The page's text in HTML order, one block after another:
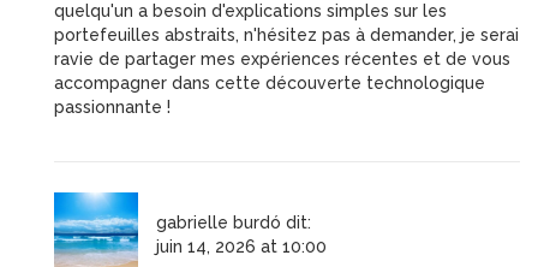
quelqu'un a besoin d'explications simples sur les
portefeuilles abstraits, n'hésitez pas à demander, je serai
ravie de partager mes expériences récentes et de vous
accompagner dans cette découverte technologique
passionnante !
gabrielle burdó dit:
juin 14, 2026 at 10:00